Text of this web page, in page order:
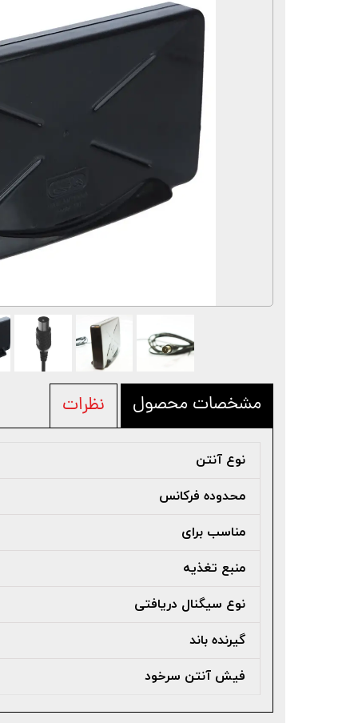
لوازم و تجهیزات جانبی
سماور
لوازم برقی
آرایشی و بهداشتی
محصولات تخفیف دار
مشخصات محصول نظرات
نوع آنتن
محدوده فرکانس
مناسب برای
منبع تغذیه
نوع سیگنال دریافتی
گیرنده باند
فیش آنتن سرخود